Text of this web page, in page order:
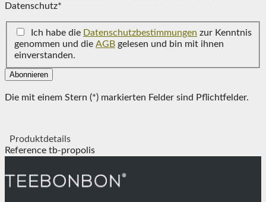
Datenschutz*
Ich habe die Datenschutzbestimmungen zur Kenntnis
genommen und die AGB gelesen und bin mit ihnen
einverstanden.
Die mit einem Stern (*) markierten Felder sind Pflichtfelder.
Produktdetails
Reference tb-propolis